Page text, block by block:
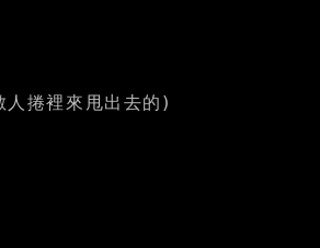
捲裡來甩出去的)